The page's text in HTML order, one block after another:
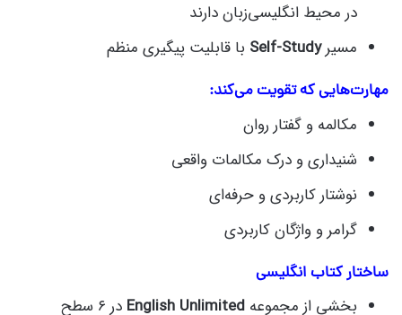
در محیط انگلیسی‌زبان دارند
مسیرSelf‑Study با قابلیت پیگیری منظم
مهارت‌هایی که تقویت می‌کند:
مکالمه و گفتار روان
شنیداری و درک مکالمات واقعی
نوشتار کاربردی و حرفه‌ای
گرامر و واژگان کاربردی
ساختار کتاب انگلیسی
بخشی از مجموعه English Unlimited در ۶ سطح